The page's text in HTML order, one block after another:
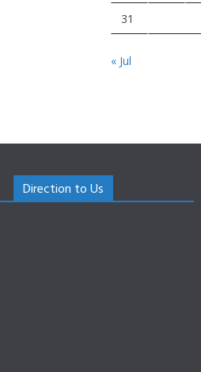
31
« Jul
Direction to Us